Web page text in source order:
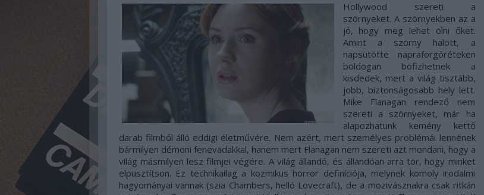
Hollywood szereti a
szörnyeket. A szörnyekben az a
jó, hogy meg lehet ölni őket.
Amint a szörny halott, a
napsütötte napraforgóréteken
boldogan böfizhetnek a
kisdedek, mert a világ tisztább,
jobb, biztonságosabb hely lett.
Mike Flanagan rendező nem
szereti a szörnyeket, már ha
alapozhatunk kemény kettő
darab filmből álló eddigi életművére. Nem azért, mert személyes problémái lennének
bármilyen démoni fenevadakkal, hanem mert Flanagan nem szereti azt mondani, hogy a
világ másmilyen lesz filmjei végére. A világ állandó, és állandóan arra tör, hogy minket
elpusztítson. Ez technikailag a kozmikus horror definíciója, melynek komoly irodalmi
hagyományai vannak (szia Chambers, helló Lovecraft), de a mozivásznakra csak ritkán